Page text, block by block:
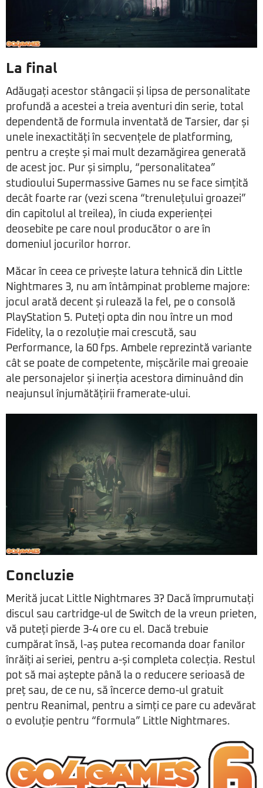
La final
Adăugați acestor stângacii și lipsa de personalitate
profundă a acestei a treia aventuri din serie, total
dependentă de formula inventată de Tarsier, dar și
unele inexactități în secvențele de platforming,
pentru a crește și mai mult dezamăgirea generată
de acest joc. Pur și simplu, “personalitatea”
studioului Supermassive Games nu se face simțită
decât foarte rar (vezi scena “trenulețului groazei”
din capitolul al treilea), în ciuda experienței
deosebite pe care noul producător o are în
domeniul jocurilor horror.
Măcar în ceea ce privește latura tehnică din Little
Nightmares 3, nu am întâmpinat probleme majore:
jocul arată decent și rulează la fel, pe o consolă
PlayStation 5. Puteți opta din nou între un mod
Fidelity, la o rezoluție mai crescută, sau
Performance, la 60 fps. Ambele reprezintă variante
cât se poate de competente, mișcările mai greoaie
ale personajelor și inerția acestora diminuând din
neajunsul înjumătățirii framerate-ului.
Concluzie
Merită jucat Little Nightmares 3? Dacă împrumutați
discul sau cartridge-ul de Switch de la vreun prieten,
vă puteți pierde 3-4 ore cu el. Dacă trebuie
cumpărat însă, l-aș putea recomanda doar fanilor
înrăiți ai seriei, pentru a-și completa colecția. Restul
pot să mai aștepte până la o reducere serioasă de
preț sau, de ce nu, să încerce demo-ul gratuit
pentru Reanimal, pentru a simți ce pare cu adevărat
o evoluție pentru “formula” Little Nightmares.